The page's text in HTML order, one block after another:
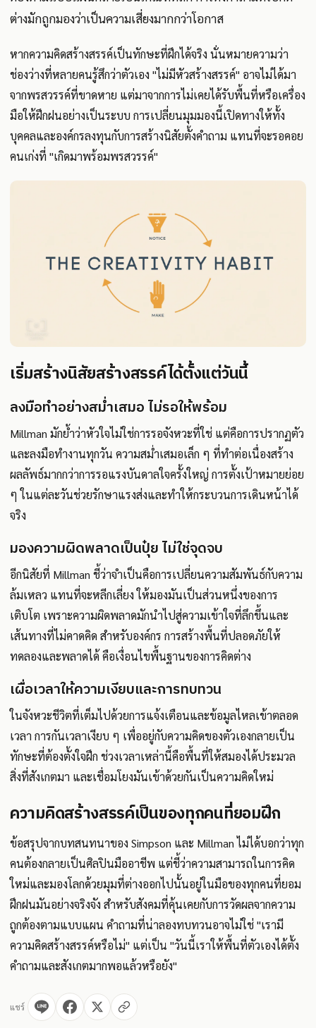
ต่างมักถูกมองว่าเป็นความเสี่ยงมากกว่าโอกาส
หากความคิดสร้างสรรค์เป็นทักษะที่ฝึกได้จริง นั่นหมายความว่า
ช่องว่างที่หลายคนรู้สึกว่าตัวเอง "ไม่มีหัวสร้างสรรค์" อาจไม่ได้มา
จากพรสวรรค์ที่ขาดหาย แต่มาจากการไม่เคยได้รับพื้นที่หรือเครื่อง
มือให้ฝึกฝนอย่างเป็นระบบ การเปลี่ยนมุมมองนี้เปิดทางให้ทั้ง
บุคคลและองค์กรลงทุนกับการสร้างนิสัยตั้งคำถาม แทนที่จะรอคอย
คนเก่งที่ "เกิดมาพร้อมพรสวรรค์"
เริ่มสร้างนิสัยสร้างสรรค์ได้ตั้งแต่วันนี้
ลงมือทำอย่างสม่ำเสมอ ไม่รอให้พร้อม
Millman มักย้ำว่าหัวใจไม่ใช่การรอจังหวะที่ใช่ แต่คือการปรากฏตัว
และลงมือทำงานทุกวัน ความสม่ำเสมอเล็ก ๆ ที่ทำต่อเนื่องสร้าง
ผลลัพธ์มากกว่าการรอแรงบันดาลใจครั้งใหญ่ การตั้งเป้าหมายย่อย
ๆ ในแต่ละวันช่วยรักษาแรงส่งและทำให้กระบวนการเดินหน้าได้
จริง
มองความผิดพลาดเป็นปุ๋ย ไม่ใช่จุดจบ
อีกนิสัยที่ Millman ชี้ว่าจำเป็นคือการเปลี่ยนความสัมพันธ์กับความ
ล้มเหลว แทนที่จะหลีกเลี่ยง ให้มองมันเป็นส่วนหนึ่งของการ
เติบโต เพราะความผิดพลาดมักนำไปสู่ความเข้าใจที่ลึกขึ้นและ
เส้นทางที่ไม่คาดคิด สำหรับองค์กร การสร้างพื้นที่ปลอดภัยให้
ทดลองและพลาดได้ คือเงื่อนไขพื้นฐานของการคิดต่าง
เผื่อเวลาให้ความเงียบและการทบทวน
ในจังหวะชีวิตที่เต็มไปด้วยการแจ้งเตือนและข้อมูลไหลเข้าตลอด
เวลา การกันเวลาเงียบ ๆ เพื่ออยู่กับความคิดของตัวเองกลายเป็น
ทักษะที่ต้องตั้งใจฝึก ช่วงเวลาเหล่านี้คือพื้นที่ให้สมองได้ประมวล
สิ่งที่สังเกตมา และเชื่อมโยงมันเข้าด้วยกันเป็นความคิดใหม่
ความคิดสร้างสรรค์เป็นของทุกคนที่ยอมฝึก
ข้อสรุปจากบทสนทนาของ Simpson และ Millman ไม่ได้บอกว่าทุก
คนต้องกลายเป็นศิลปินมืออาชีพ แต่ชี้ว่าความสามารถในการคิด
ใหม่และมองโลกด้วยมุมที่ต่างออกไปนั้นอยู่ในมือของทุกคนที่ยอม
ฝึกฝนมันอย่างจริงจัง สำหรับสังคมที่คุ้นเคยกับการวัดผลจากความ
ถูกต้องตามแบบแผน คำถามที่น่าลองทบทวนอาจไม่ใช่ "เรามี
ความคิดสร้างสรรค์หรือไม่" แต่เป็น "วันนี้เราให้พื้นที่ตัวเองได้ตั้ง
คำถามและสังเกตมากพอแล้วหรือยัง"
แชร์